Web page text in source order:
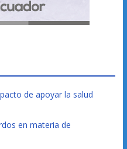
de apoyar la salud
en materia de